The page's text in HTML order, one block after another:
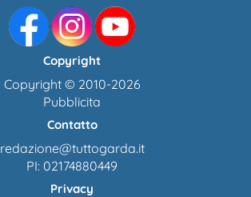
Copyright
Copyright © 2010-2026
Pubblicita
Contatto
redazione@tuttogarda.it
PI: 02174880449
Privacy